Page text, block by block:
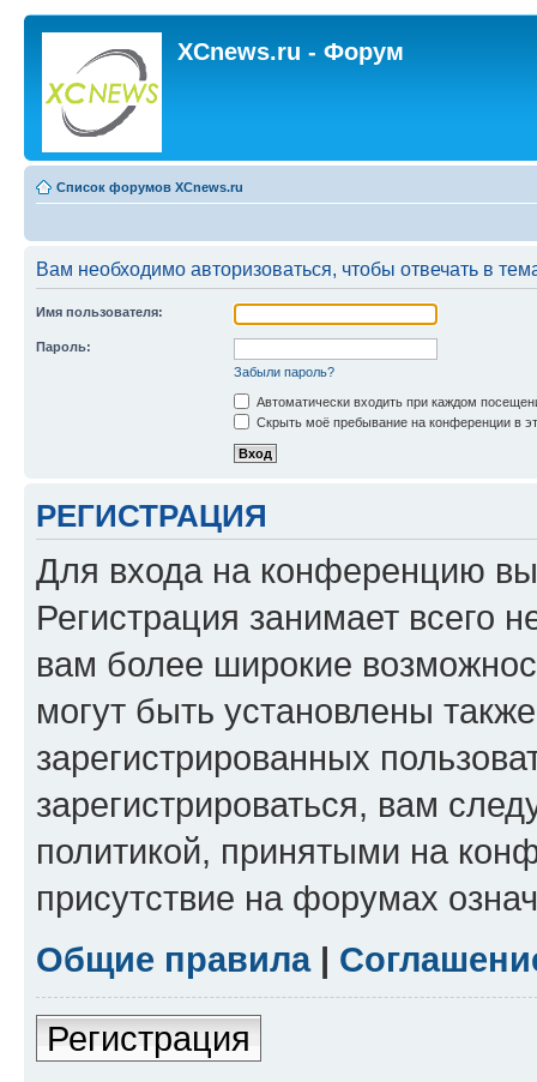
XCnews.ru - Форум
Список форумов XCnews.ru
Вам необходимо авторизоваться, чтобы отвечать в
Имя пользователя:
Пароль:
Забыли пароль?
Автоматически входить при каждом
Скрыть моё пребывание на конференции в
РЕГИСТРАЦИЯ
Для входа на конференцию
Регистрация занимает всего
вам более широкие
могут быть установлены
зарегистрированных
зарегистрироваться, вам
политикой, принятыми на
присутствие на форумах
Общие правила|
Регистрация